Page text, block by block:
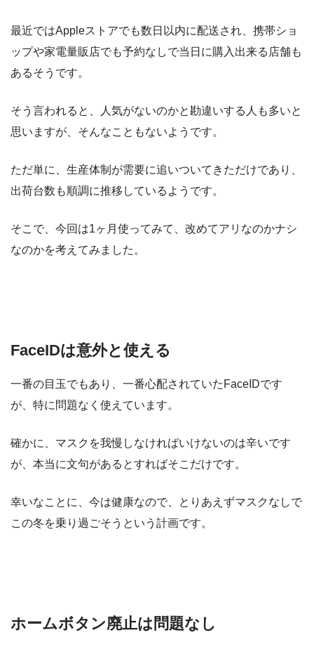
最近ではAppleストアでも数日以内に配送され、携帯ショ
ップや家電量販店でも予約なしで当日に購入出来る店舗も
あるそうです。
そう言われると、人気がないのかと勘違いする人も多いと
思いますが、そんなこともないようです。
ただ単に、生産体制が需要に追いついてきただけであり、
出荷台数も順調に推移しているようです。
そこで、今回は1ヶ月使ってみて、改めてアリなのかナシ
なのかを考えてみました。
FaceIDは意外と使える
一番の目玉でもあり、一番心配されていたFaceIDです
が、特に問題なく使えています。
確かに、マスクを我慢しなければいけないのは辛いです
が、本当に文句があるとすればそこだけです。
幸いなことに、今は健康なので、とりあえずマスクなしで
この冬を乗り過ごそうという計画です。
ホームボタン廃止は問題なし